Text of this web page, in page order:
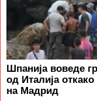
Шпанија воведе
од Италија
на Мадрид